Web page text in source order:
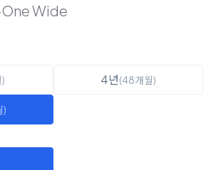
Wide
4년(48개월)
)